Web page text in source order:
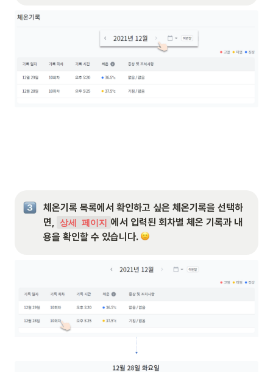
체온기록 목록에서 확인하고 싶은 체온기록을 선택하
면,
상세 페이지 에서 입력된 회차별 체온 기록과 내
용을 확인할 수 있습니다.